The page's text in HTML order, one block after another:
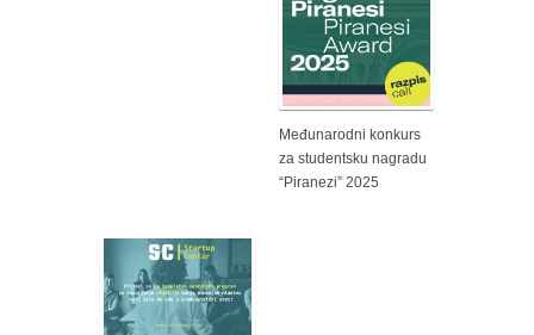
Međunarodni konkurs
za studentsku nagradu
“Piranezi” 2025